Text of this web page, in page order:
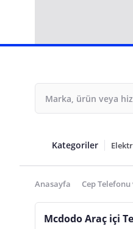
Kategoriler
Anasayfa Cep
Mcdodo Araç içi